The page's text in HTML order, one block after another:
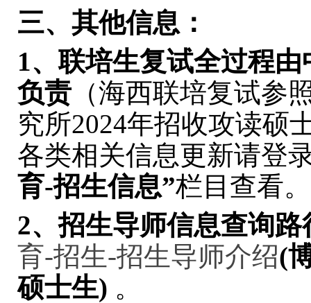
三、其他信息：
1、联培生复试全过程
负责（海西联培复试参
究所2024年招收攻读硕
各类相关信息更新请登
育-招生信息”栏目查看。
2、招生导师信息查询路
育-招生-招生导师介绍(
硕士生) 。